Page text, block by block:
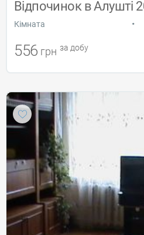
Відпочинок в Алушті
Кiмната •
556 грн за добу